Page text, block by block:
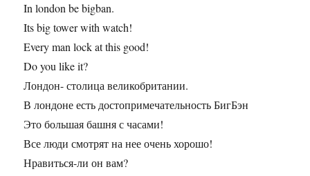
In london be bigban.
Its big tower with watch!
Every man lock at this good!
Do you like it?
Лондон- столица великобритании.
В лондоне есть достопримечательность БигБэн
Это большая башня с часами!
Все люди смотрят на нее очень хорошо!
Нравиться-ли он вам?